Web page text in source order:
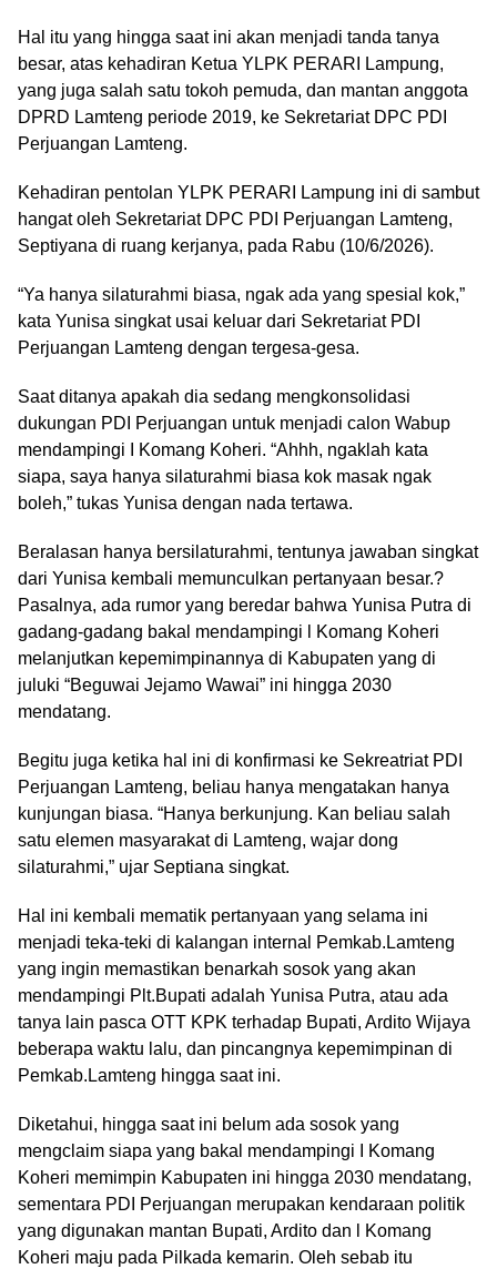
Hal itu yang hingga saat ini akan menjadi tanda tanya
besar, atas kehadiran Ketua YLPK PERARI Lampung,
yang juga salah satu tokoh pemuda, dan mantan anggota
DPRD Lamteng periode 2019, ke Sekretariat DPC PDI
Perjuangan Lamteng.
Kehadiran pentolan YLPK PERARI Lampung ini di sambut
hangat oleh Sekretariat DPC PDI Perjuangan Lamteng,
Septiyana di ruang kerjanya, pada Rabu (10/6/2026).
“Ya hanya silaturahmi biasa, ngak ada yang spesial kok,”
kata Yunisa singkat usai keluar dari Sekretariat PDI
Perjuangan Lamteng dengan tergesa-gesa.
Saat ditanya apakah dia sedang mengkonsolidasi
dukungan PDI Perjuangan untuk menjadi calon Wabup
mendampingi I Komang Koheri. “Ahhh, ngaklah kata
siapa, saya hanya silaturahmi biasa kok masak ngak
boleh,” tukas Yunisa dengan nada tertawa.
Beralasan hanya bersilaturahmi, tentunya jawaban singkat
dari Yunisa kembali memunculkan pertanyaan besar.?
Pasalnya, ada rumor yang beredar bahwa Yunisa Putra di
gadang-gadang bakal mendampingi l Komang Koheri
melanjutkan kepemimpinannya di Kabupaten yang di
juluki “Beguwai Jejamo Wawai” ini hingga 2030
mendatang.
Begitu juga ketika hal ini di konfirmasi ke Sekreatriat PDI
Perjuangan Lamteng, beliau hanya mengatakan hanya
kunjungan biasa. “Hanya berkunjung. Kan beliau salah
satu elemen masyarakat di Lamteng, wajar dong
silaturahmi,” ujar Septiana singkat.
Hal ini kembali mematik pertanyaan yang selama ini
menjadi teka-teki di kalangan internal Pemkab.Lamteng
yang ingin memastikan benarkah sosok yang akan
mendampingi Plt.Bupati adalah Yunisa Putra, atau ada
tanya lain pasca OTT KPK terhadap Bupati, Ardito Wijaya
beberapa waktu lalu, dan pincangnya kepemimpinan di
Pemkab.Lamteng hingga saat ini.
Diketahui, hingga saat ini belum ada sosok yang
mengclaim siapa yang bakal mendampingi I Komang
Koheri memimpin Kabupaten ini hingga 2030 mendatang,
sementara PDI Perjuangan merupakan kendaraan politik
yang digunakan mantan Bupati, Ardito dan l Komang
Koheri maju pada Pilkada kemarin. Oleh sebab itu